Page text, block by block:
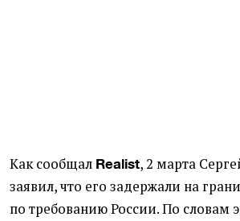
Как сообщал Realist, 2 марта
заявил, что его задержали на
по требованию России. По словам